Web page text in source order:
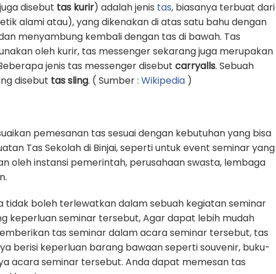
disebut tas kurir) adalah jenis tas, biasanya terbuat dari
alami atau), yang dikenakan di atas satu bahu dengan
menyambung kembali dengan tas di bawah. Tas
oleh kurir, tas messenger sekarang juga merupakan
jenis tas messenger disebut carryalls. Sebuah
disebut tas sling. ( Sumber : Wikipedia )
pemesanan tas sesuai dengan kebutuhan yang bisa
Tas Sekolah di Binjai, seperti untuk event seminar yang
oleh instansi pemerintah, perusahaan swasta, lembaga
tidak boleh terlewatkan dalam sebuah kegiatan seminar
keperluan seminar tersebut, Agar dapat lebih mudah
tas seminar dalam acara seminar tersebut, tas
berisi keperluan barang bawaan seperti souvenir, buku-
acara seminar tersebut. Anda dapat memesan tas